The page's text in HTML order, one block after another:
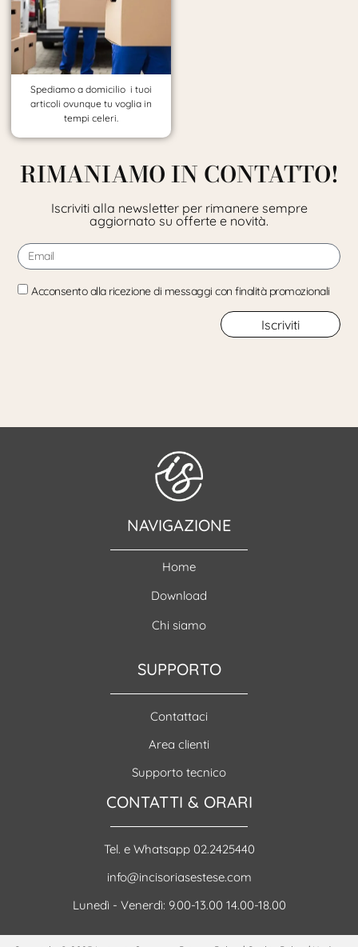
Spediamo a domicilio i tuoi
articoli ovunque tu voglia in
tempi celeri.
RIMANIAMO IN CONTATTO!
Iscriviti alla newsletter per rimanere sempre
aggiornato su offerte e novità.
Acconsento alla ricezione di messaggi con finalità promozionali
Iscriviti
NAVIGAZIONE
Home
Download
Chi siamo
SUPPORTO
Contattaci
Area clienti
Supporto tecnico
CONTATTI & ORARI
Tel. e Whatsapp 02.2425440
info@incisoriasestese.com
Lunedì - Venerdì: 9.00-13.00 14.00-18.00